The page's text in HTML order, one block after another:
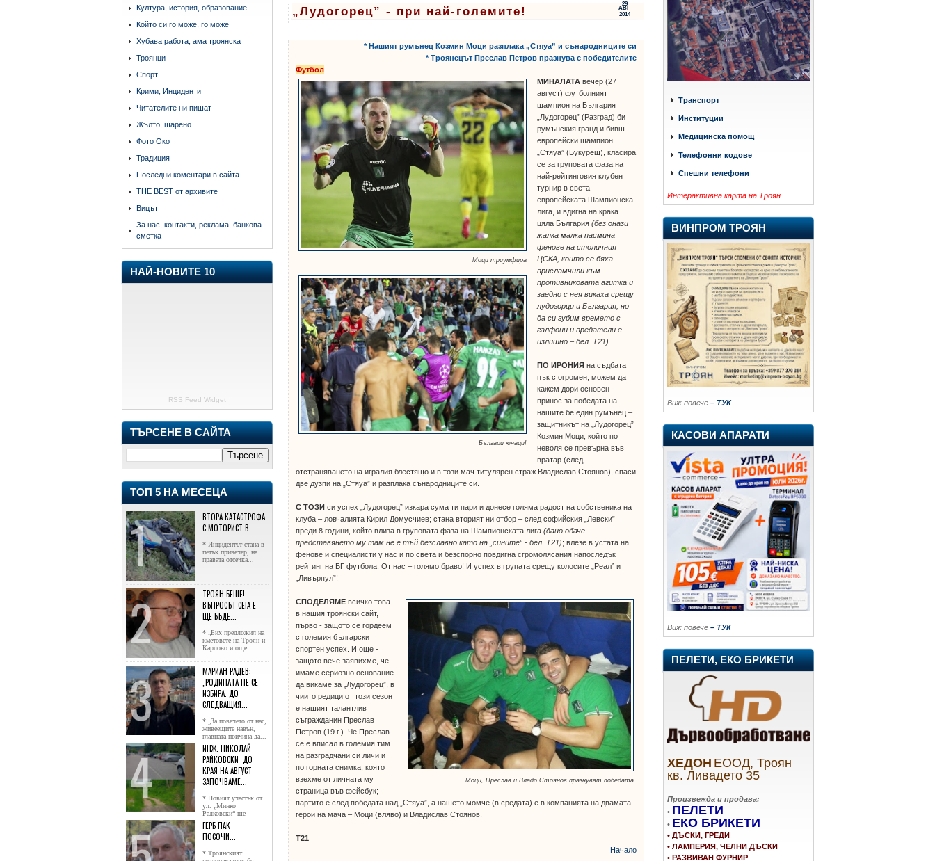
Култура, история, образование
Който си го може, го може
Хубава работа, ама троянска
Троянци
Спорт
Крими, Инциденти
Читателите ни пишат
Жълто, шарено
Фото Око
Традиция
Последни коментари в сайта
THE BEST от архивите
Вицът
За нас, контакти, реклама, банкова
сметка
НАЙ-НОВИТЕ 10
RSS Feed Widget
ТЪРСЕНЕ В САЙТА
ТОП 5 НА МЕСЕЦА
ВТОРА КАТАСТРОФА
С МОТОРИСТ В...
* Инцидентът стана в
петък привечер, на
правата отсечка...
ТРОЯН БЕШЕ!
ВЪПРОСЪТ СЕГА Е –
ЩЕ БЪДЕ...
* „Бих предложил на
кметовете на Троян и
Карлово и още...
МАРИАН РАДЕВ:
„РОДИНАТА НЕ СЕ
ИЗБИРА. ДО
СЛЕДВАЩИЯ...
* „За повечето от нас,
живеещите навън,
главната причина да...
ИНЖ. НИКОЛАЙ
РАЙКОВСКИ: ДО
КРАЯ НА АВГУСТ
ЗАПОЧВАМЕ...
* Новият участък от
ул. „Минко
Радковски“ ще
достигне жк...
ГЕРБ ПАК
ПОСОЧИ...
* Троянският
29
АВГ
2014
„Лудогорец” - при най-големите!
* Нашият румънец Козмин Моци разплака „Стяуа” и сънародниците си
* Троянецът Преслав Петров празнува с победителите
Футбол
Моци триумфира
Българи юнаци!
МИНАЛАТА вечер (27
август) футболният
шампион на България
„Лудогорец” (Разград) би
румънския гранд и бивш
европейски шампион
„Стяуа” (Букурещ), класира
се за груповата фаза на
най-рейтинговия клубен
турнир в света –
европейската Шампионска
лига, и вдигна на крака
цяла България(без онази
жалка малка пасмина
фенове на столичния
ЦСКА, които се бяха
присламчили към
противниковата агитка и
заедно с нея викаха срещу
лудогорци и България; но
да си губим времето с
галфони и предатели е
излишно – бел. Т21).
ПО ИРОНИЯ на съдбата
пък с огромен, можем да
кажем дори основен
принос за победата на
нашите бе един румънец –
защитникът на „Лудогорец”
Козмин Моци, който по
неволя се превърна във
вратар (след
отстраняването на игралия блестящо и в този мач титулярен страж Владислав Стоянов), спаси
две дузпи на „Стяуа” и разплака сънародниците си.
С ТОЗИ си успех „Лудогорец” изкара сума ти пари и донесе голяма радост на собственика на
клуба – ловчалията Кирил Домусчиев; стана вторият ни отбор – след софийския „Левски”
преди 8 години, който влиза в груповата фаза на Шампионската лига (дано обаче
представянето му там не е тъй безславно като на „сините” - бел. Т21); влезе в устата на
фенове и специалисти у нас и по света и безспорно повдигна сгромолясания напоследък
рейтинг на БГ футбола. От нас – голямо браво! И успех в групата срещу колосите „Реал” и
„Ливърпул”!
Моци, Преслав и Владо Стоянов празнуват победата
СПОДЕЛЯМЕ всичко това
в нашия троянски сайт,
първо - защото се гордеем
с големия български
спортен успех. И още -
защото вече заявихме, че
имаме сериозно основание
да викаме за „Лудогорец”, в
чиито редици от този сезон
е нашият талантлив
съгражданин Преслав
Петров (19 г.). Че Преслав
се е вписал в големия тим
на разградчани си личи и
по горната снимка, която
взехме от личната му
страница във фейсбук;
партито е след победата над „Стяуа”, а нашето момче (в средата) е в компанията на двамата
герои на мача – Моци (вляво) и Владислав Стоянов.
Т21
Начало
Транспорт
Институции
Медицинска помощ
Телефонни кодове
Спешни телефони
Интерактивна карта на Троян
ВИНПРОМ ТРОЯН
Виж повече – ТУК
КАСОВИ АПАРАТИ
Виж повече – ТУК
ПЕЛЕТИ, ЕКО БРИКЕТИ
ХЕДОН ЕООД, Троян
кв. Ливадето 35
Произвежда и продава:
• ПЕЛЕТИ
• ЕКО БРИКЕТИ
• ДЪСКИ, ГРЕДИ
• ЛАМПЕРИЯ, ЧЕЛНИ ДЪСКИ
• РАЗВИВАН ФУРНИР